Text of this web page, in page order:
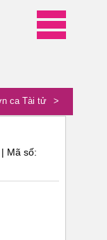
ca Tài tử
>
| Mã số: